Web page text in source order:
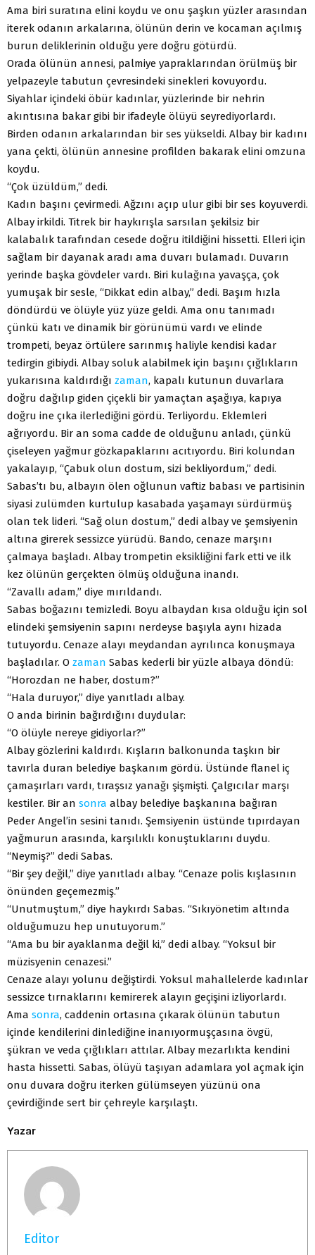
Ama biri suratına elini koydu ve onu şaşkın yüzler arasından
iterek odanın arkalarına, ölünün derin ve kocaman açılmış
burun deliklerinin olduğu yere doğru götürdü.
Orada ölünün annesi, palmiye yapraklarından örülmüş bir
yelpazeyle tabutun çevresindeki sinekleri kovuyordu.
Siyahlar içindeki öbür kadınlar, yüzlerinde bir nehrin
akıntısına bakar gibi bir ifadeyle ölüyü seyrediyorlardı.
Birden odanın arkalarından bir ses yükseldi. Albay bir kadını
yana çekti, ölünün annesine profilden bakarak elini omzuna
koydu.
“Çok üzüldüm,” dedi.
Kadın başını çevirmedi. Ağzını açıp ulur gibi bir ses koyuverdi.
Albay irkildi. Titrek bir haykırışla sarsılan şekilsiz bir
kalabalık tarafından cesede doğru itildiğini hissetti. Elleri için
sağlam bir dayanak aradı ama duvarı bulamadı. Duvarın
yerinde başka gövdeler vardı. Biri kulağına yavaşça, çok
yumuşak bir sesle, “Dikkat edin albay,” dedi. Başım hızla
döndürdü ve ölüyle yüz yüze geldi. Ama onu tanımadı
çünkü katı ve dinamik bir görünümü vardı ve elinde
trompeti, beyaz örtülere sarınmış haliyle kendisi kadar
tedirgin gibiydi. Albay soluk alabilmek için başını çığlıkların
yukarısına kaldırdığı zaman, kapalı kutunun duvarlara
doğru dağılıp giden çiçekli bir yamaçtan aşağıya, kapıya
doğru ine çıka ilerlediğini gördü. Terliyordu. Eklemleri
ağrıyordu. Bir an soma cadde de olduğunu anladı, çünkü
çiseleyen yağmur gözkapaklarını acıtıyordu. Biri kolundan
yakalayıp, “Çabuk olun dostum, sizi bekliyordum,” dedi.
Sabas’tı bu, albayın ölen oğlunun vaftiz babası ve partisinin
siyasi zulümden kurtulup kasabada yaşamayı sürdürmüş
olan tek lideri. “Sağ olun dostum,” dedi albay ve şemsiyenin
altına girerek sessizce yürüdü. Bando, cenaze marşını
çalmaya başladı. Albay trompetin eksikliğini fark etti ve ilk
kez ölünün gerçekten ölmüş olduğuna inandı.
“Zavallı adam,” diye mırıldandı.
Sabas boğazını temizledi. Boyu albaydan kısa olduğu için sol
elindeki şemsiyenin sapını nerdeyse başıyla aynı hizada
tutuyordu. Cenaze alayı meydandan ayrılınca konuşmaya
başladılar. O zaman Sabas kederli bir yüzle albaya döndü:
“Horozdan ne haber, dostum?”
“Hala duruyor,” diye yanıtladı albay.
O anda birinin bağırdığını duydular:
“O ölüyle nereye gidiyorlar?”
Albay gözlerini kaldırdı. Kışların balkonunda taşkın bir
tavırla duran belediye başkanım gördü. Üstünde flanel iç
çamaşırları vardı, tıraşsız yanağı şişmişti. Çalgıcılar marşı
kestiler. Bir an sonra albay belediye başkanına bağıran
Peder Angel’in sesini tanıdı. Şemsiyenin üstünde tıpırdayan
yağmurun arasında, karşılıklı konuştuklarını duydu.
“Neymiş?” dedi Sabas.
“Bir şey değil,” diye yanıtladı albay. “Cenaze polis kışlasının
önünden geçemezmiş.”
“Unutmuştum,” diye haykırdı Sabas. “Sıkıyönetim altında
olduğumuzu hep unutuyorum.”
“Ama bu bir ayaklanma değil ki,” dedi albay. “Yoksul bir
müzisyenin cenazesi.”
Cenaze alayı yolunu değiştirdi. Yoksul mahallelerde kadınlar
sessizce tırnaklarını kemirerek alayın geçişini izliyorlardı.
Ama sonra, caddenin ortasına çıkarak ölünün tabutun
içinde kendilerini dinlediğine inanıyormuşçasına övgü,
şükran ve veda çığlıkları attılar. Albay mezarlıkta kendini
hasta hissetti. Sabas, ölüyü taşıyan adamlara yol açmak için
onu duvara doğru iterken gülümseyen yüzünü ona
çevirdiğinde sert bir çehreyle karşılaştı.
Yazar
Editor